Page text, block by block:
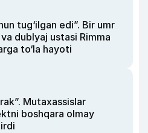
tug‘ilgan edi”. Bir umr
dublyaj ustasi Rimma
to‘la hayoti
Mutaxassislar
boshqara olmay